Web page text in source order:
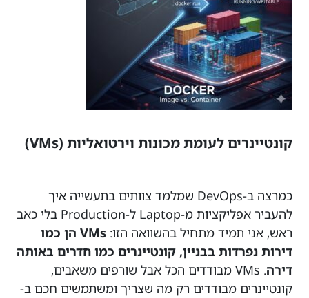
קונטיינרים לעומת מכונות וירטואליות (VMs)
כמרצה ב-DevOps שמלמד צוותים בתעשייה איך
להעביר אפליקציות מ-Laptop ל-Production בלי כאב
ראש, אני תמיד מתחיל בהשוואה הזו:
VMs הן כמו
דירות נפרדות בבניין, קונטיינרים כמו חדרים באותה
דירה
. VMs מבודדים הכל אבל שורפים משאבים,
קונטיינרים מבודדים רק מה שצריך ומשתמשים חכם ב-